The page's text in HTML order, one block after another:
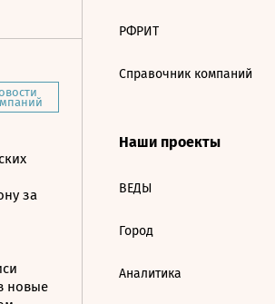
за
новые
РФРИТ
Справочник компаний
Наши проекты
ВЕДЫ
Город
Аналитика